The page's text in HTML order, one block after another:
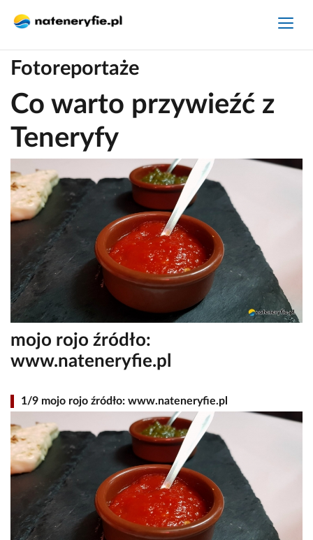
Fotoreportaże
Co warto przywieźć z
Teneryfy
mojo rojo źródło:
www.nateneryfie.pl
1/9 mojo rojo źródło: www.nateneryfie.pl